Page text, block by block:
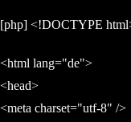
[php] <!DOCTYPE
<html lang="de">
<head>
<meta charset="utf-8" />